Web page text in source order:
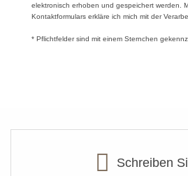
elektronisch erhoben und gespeichert werden.
Kontaktformulars erkläre ich mich mit der
* Pflichtfelder sind mit einem Sternchen
Schreiben